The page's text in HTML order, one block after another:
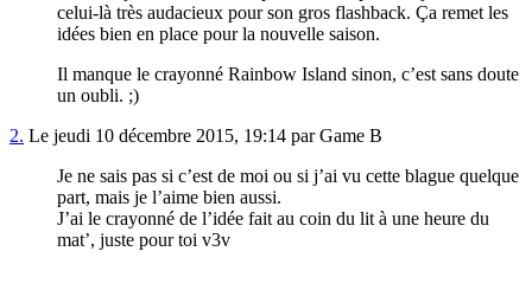
celui-là très audacieux pour son gros flashback. Ça remet les
idées bien en place pour la nouvelle saison.
Il manque le crayonné Rainbow Island sinon, c’est sans doute
un oubli. ;)
2. Le jeudi 10 décembre 2015, 19:14 par Game B
Je ne sais pas si c’est de moi ou si j’ai vu cette blague quelque
part, mais je l’aime bien aussi.
J’ai le crayonné de l’idée fait au coin du lit à une heure du
mat’, juste pour toi v3v